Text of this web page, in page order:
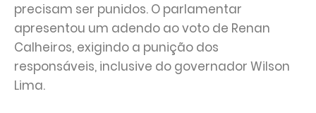
precisam ser punidos. O parlamentar
apresentou um adendo ao voto de Renan
Calheiros, exigindo a punição dos
responsáveis, inclusive do governador Wilson
Lima.